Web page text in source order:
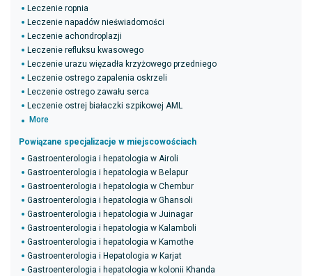
Leczenie ropnia
Leczenie napadów nieświadomości
Leczenie achondroplazji
Leczenie refluksu kwasowego
Leczenie urazu więzadła krzyżowego przedniego
Leczenie ostrego zapalenia oskrzeli
Leczenie ostrego zawału serca
Leczenie ostrej białaczki szpikowej AML
More
Powiązane specjalizacje w miejscowościach
Gastroenterologia i hepatologia w Airoli
Gastroenterologia i hepatologia w Belapur
Gastroenterologia i hepatologia w Chembur
Gastroenterologia i hepatologia w Ghansoli
Gastroenterologia i hepatologia w Juinagar
Gastroenterologia i hepatologia w Kalamboli
Gastroenterologia i hepatologia w Kamothe
Gastroenterologia i Hepatologia w Karjat
Gastroenterologia i hepatologia w kolonii Khanda